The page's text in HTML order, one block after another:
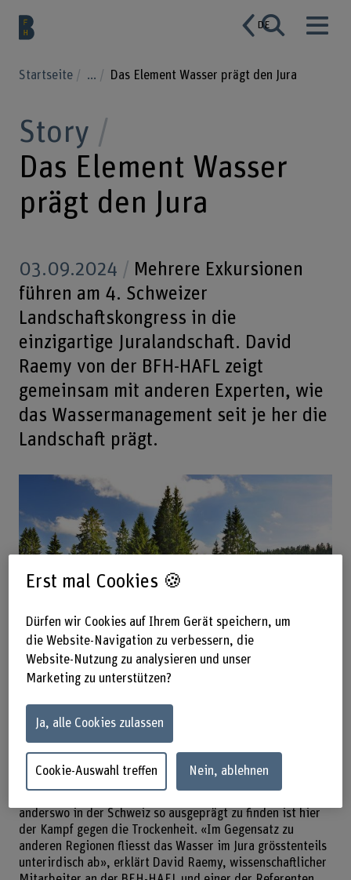
DE
Startseite ... Das Element Wasser prägt den Jura
Story
Das Element Wasser
prägt den Jura
03.09.2024
Mehrere Exkursionen
führen am 4. Schweizer
Landschaftskongress in die
einzigartige Juralandschaft. David
Raemy von der BFH-HAFL zeigt
gemeinsam mit anderen Experten, wie
das Wassermanagement seit je her die
Landschaft prägt.
Die Juralandschaft ist einzigartig – das gilt auch für die
geologischen Voraussetzungen, welche eine ausreichende
Adobe Stock)
Die Alpweiden des Schweizer Juras mit ihren grünen
Wiesen, weidenden Freiberger Pferden und vereinzelten
anderswo in der Schweiz so ausgeprägt zu finden ist hier
der Kampf gegen die Trockenheit. «Im Gegensatz zu
anderen Regionen fliesst das Wasser im Jura grösstenteils
unterirdisch ab», erklärt David Raemy, wissenschaftlicher
Erst mal Cookies 🍪
Dürfen wir Cookies auf Ihrem Gerät speichern, um
die Website-Navigation zu verbessern, die
Website-Nutzung zu analysieren und unser
Marketing zu unterstützen?
Ja, alle Cookies zulassen
Cookie-Auswahl treffen Nein, ablehnen